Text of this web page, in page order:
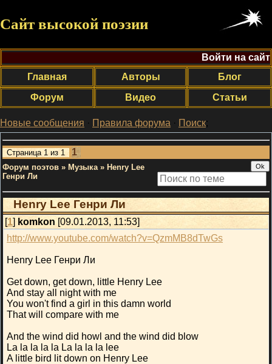
Сайт высокой поэзии
Войти на сайт
Главная
Авторы
Блог
Форум
Видео Статьи
Новые сообщения · Правила форума · Поиск;
Страница 1 из 1 1
Форум поэтов » Музыка » Henry Lee
Генри Ли
Henry Lee Генри Ли
[1] komkon [09.01.2013, 11:53]
http://www.youtube.com/watch?v=QzmMB8dTwGs
Henry Lee Генри Ли
Get down, get down, little Henry Lee
And stay all night with me
You won't find a girl in this damn world
That will compare with me
And the wind did howl and the wind did blow
La la la la la La la la la lee
A little bird lit down on Henry Lee